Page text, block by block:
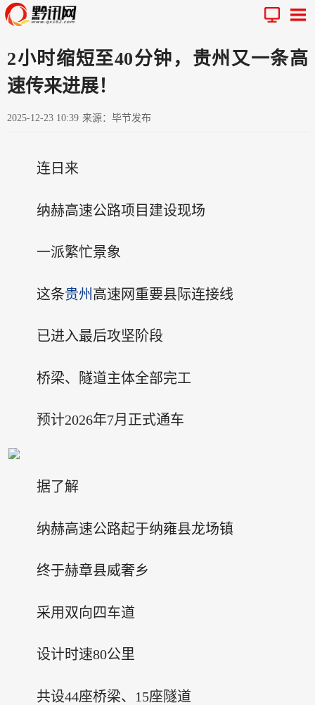
2小时缩短至40分钟，贵州又一条高
速传来进展！
2025-12-23 10:39 来源：毕节发布
连日来
纳赫高速公路项目建设现场
一派繁忙景象
这条贵州 高速网重要县际连接线
已进入最后攻坚阶段
桥梁、隧道主体全部完工
预计2026年7月正式通车
据了解
纳赫高速公路起于纳雍县龙场镇
终于赫章县威奢乡
采用双向四车道
设计时速80公里
共设44座桥梁、15座隧道